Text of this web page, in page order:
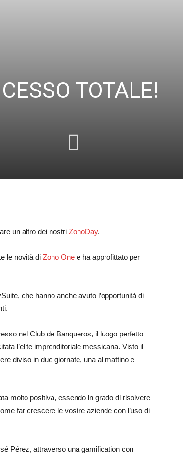
TOTALE!
un altro dei nostri ZohoDay.
le novità di Zoho One e ha approfittato per
che hanno anche avuto l’opportunità di
nel Club de Banqueros, il luogo perfetto
l’elite imprenditoriale messicana. Visto il
diviso in due giornate, una al mattino e
molto positiva, essendo in grado di risolvere
far crescere le vostre aziende con l’uso di
Pérez, attraverso una gamification con